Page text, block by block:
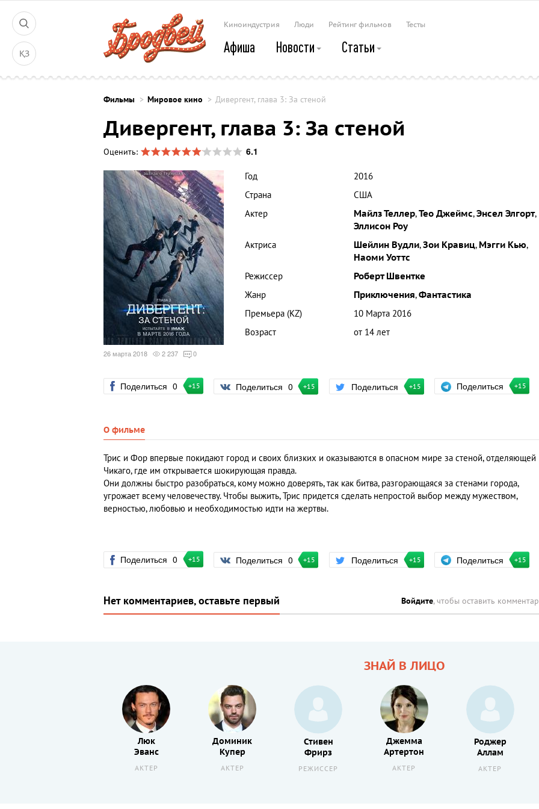
ҚЗ
Киноиндустрия Люди Рейтинг фильмов Тесты
Афиша Новости Статьи
Фильмы Мировое кино Дивергент, глава 3: За стеной
Дивергент, глава 3: За стеной
Оценить: 6.1
26 марта 2018 2 237 0
Год
2016
Страна
США
Актер
Майлз Теллер,Тео Джеймс,Энсел Элгорт,
Эллисон Роу
Актриса
Шейлин Вудли,Зои Кравиц, Мэгги Кью,
Наоми Уоттс
Режиссер
Роберт Швентке
Жанр
Приключения,Фантастика
Премьера (KZ)
10 Марта 2016
Возраст
от 14 лет
Поделиться 0 +15 Поделиться 0 +15 Поделиться +15 Поделиться +15
О фильме
Трис и Фор впервые покидают город и своих близких и оказываются в опасном мире за стеной, отделяющей
Чикаго, где им открывается шокирующая правда.
Они должны быстро разобраться, кому можно доверять, так как битва, разгорающаяся за стенами города,
угрожает всему человечеству. Чтобы выжить, Трис придется сделать непростой выбор между мужеством,
верностью, любовью и необходимостью идти на жертвы.
Поделиться 0 +15 Поделиться 0 +15 Поделиться +15 Поделиться +15
Нет комментариев, оставьте первый Войдите, чтобы оставить
ЗНАЙ В ЛИЦО
Люк
Эванс
АКТЕР
Доминик
Купер
АКТЕР
Стивен
Фрирз
РЕЖИССЕР
Джемма
Артертон
АКТЕР
Роджер
Аллам
АКТЕР